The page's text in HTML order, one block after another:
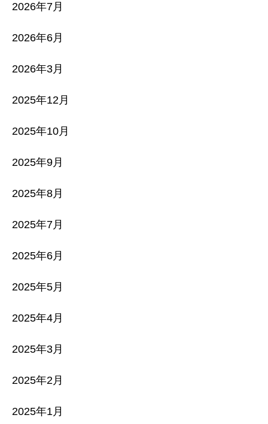
2026年7月
2026年6月
2026年3月
2025年12月
2025年10月
2025年9月
2025年8月
2025年7月
2025年6月
2025年5月
2025年4月
2025年3月
2025年2月
2025年1月